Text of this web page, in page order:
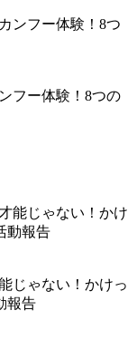
フー体験！8つの
じゃない！かけっ
報告